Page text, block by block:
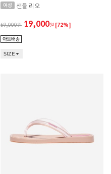
샌들 리오
69,000 19,000원 [72%]
SIZE